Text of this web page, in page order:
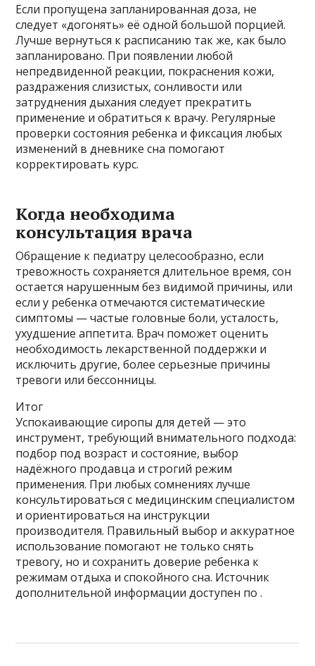
Если пропущена запланированная доза, не
следует «догонять» её одной большой порцией.
Лучше вернуться к расписанию так же, как было
запланировано. При появлении любой
непредвиденной реакции, покраснения кожи,
раздражения слизистых, сонливости или
затруднения дыхания следует прекратить
применение и обратиться к врачу. Регулярные
проверки состояния ребенка и фиксация любых
изменений в дневнике сна помогают
корректировать курс.
Когда необходима
консультация врача
Обращение к педиатру целесообразно, если
тревожность сохраняется длительное время, сон
остается нарушенным без видимой причины, или
если у ребенка отмечаются систематические
симптомы — частые головные боли, усталость,
ухудшение аппетита. Врач поможет оценить
необходимость лекарственной поддержки и
исключить другие, более серьезные причины
тревоги или бессонницы.
Итог
Успокаивающие сиропы для детей — это
инструмент, требующий внимательного подхода:
подбор под возраст и состояние, выбор
надёжного продавца и строгий режим
применения. При любых сомнениях лучше
консультироваться с медицинским специалистом
и ориентироваться на инструкции
производителя. Правильный выбор и аккуратное
использование помогают не только снять
тревогу, но и сохранить доверие ребенка к
режимам отдыха и спокойного сна. Источник
дополнительной информации доступен по .